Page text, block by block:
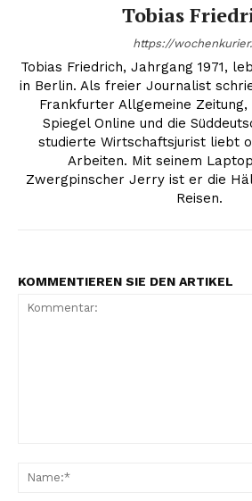
Tobias
https://
Tobias Friedrich, Jahrgang 1971,
in Berlin. Als freier Journalist
Frankfurter Allgemeine
Spiegel Online und die
studierte Wirtschaftsjurist liebt
Arbeiten. Mit seinem
Zwergpinscher Jerry ist er die
Reisen.
KOMMENTIEREN SIE DEN ARTIKEL